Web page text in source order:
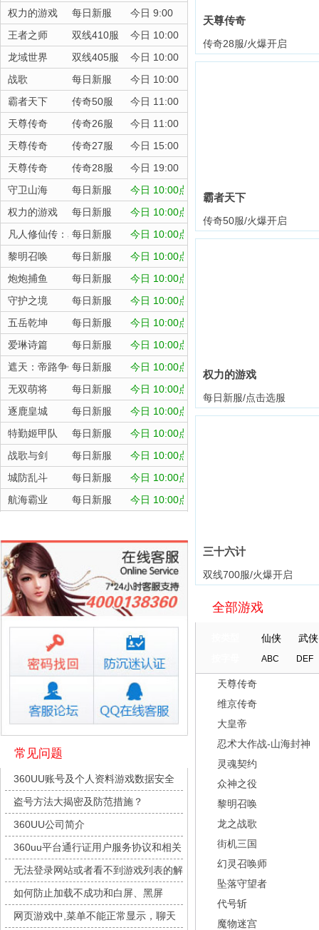
权力的游戏
每日新服
今日 9:00
王者之师
双线410服
今日 10:00
龙域世界
双线405服
今日 10:00
战歌
每日新服
今日 10:00
霸者天下
传奇50服
今日 11:00
天尊传奇
传奇26服
今日 11:00
天尊传奇
传奇27服
今日 15:00
天尊传奇
传奇28服
今日 19:00
守卫山海
每日新服
今日 10:00点
权力的游戏
每日新服
今日 10:00点
凡人修仙传：星海飞驰
每日新服
今日 10:00点
黎明召唤
每日新服
今日 10:00点
炮炮捕鱼
每日新服
今日 10:00点
守护之境
每日新服
今日 10:00点
五岳乾坤
每日新服
今日 10:00点
爱琳诗篇
每日新服
今日 10:00点
遮天：帝路争锋每日新服
今日 10:00点
无双萌将
每日新服
今日 10:00点
逐鹿皇城
每日新服
今日 10:00点
特勤姬甲队
每日新服
今日 10:00点
战歌与剑
每日新服
今日 10:00点
城防乱斗
每日新服
今日 10:00点
航海霸业
每日新服
今日 10:00点
深渊契约
每日新服
今日 10:00点
坠落守望者
今日 10:00点
正中靶心
每日新服
今日 10:00点
神兵奇迹
每日新服
今日 10:00点
微乐捕鱼千炮版
今日 10:00点
帕瓦勇者传说
今日 10:00点
群英风华录
每日新服
今日 10:00点
小小仙王
今日 10:00点
少年名将
每日新服
今日 10:00点
城防三国志
每日新服
今日 10:00点
九梦仙域
每日新服
今日 10:00点
豌豆大作战
每日新服
灵魂序章
每日新服
今日 10:00点
冒险守护
每日新服
今日 10:00点
绝地苍穹
每日新服
今日 10:00点
代号斩
每日新服
今日 10:00点
常见问题
360UU账号及个人资料游戏数据安全
盗号方法大揭密及防范措施？
360UU公司简介
360uu平台通行证用户服务协议和相关
的条款和条件
无法登录网站或者看不到游戏列表的解
决方法
如何防止加载不成功和白屏、黑屏
网页游戏中,菜单不能正常显示，聊天
天尊传奇
传奇28服/火爆开启
霸者天下
传奇50服/火爆开启
权力的游戏
每日新服/点击选服
三十六计
双线700服/火爆开启
全部游戏
仙侠 武侠
ABC DEF
天尊传奇
维京传奇
大皇帝
忍术大作战-山海封神
灵魂契约
众神之役
黎明召唤
龙之战歌
街机三国
幻灵召唤师
坠落守望者
代号斩
魔物迷宫